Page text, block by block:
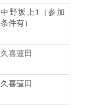
中野坂上1（参加
条件有）
久喜蓮田
久喜蓮田